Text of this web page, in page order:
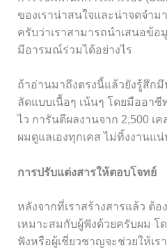
ของเราน่าสนใจและน่าจดจำ
ครับว่าเราสามารถนำเสนอข้อ
มีอารมณ์ร่วมได้อย่างไร
ถ้าอ่านมาถึงตรงนี้แล้วยังรู้สึก
ลัดแบบเนื้อๆ เน้นๆ โดยมืออาชี
ไว การันตีผลงานจาก 2,500 เ
ผมดูแลเองทุกเคส ไม่ทิ้งงานแ
การปรับแต่งสารให้ตอบโจทย์
หลังจากที่เราสร้างสารแล้ว ต้
เหมาะสมกับผู้ฟังด้วยครับผม โ
ฟังหรือผู้เชี่ยวชาญจะช่วยให้เร